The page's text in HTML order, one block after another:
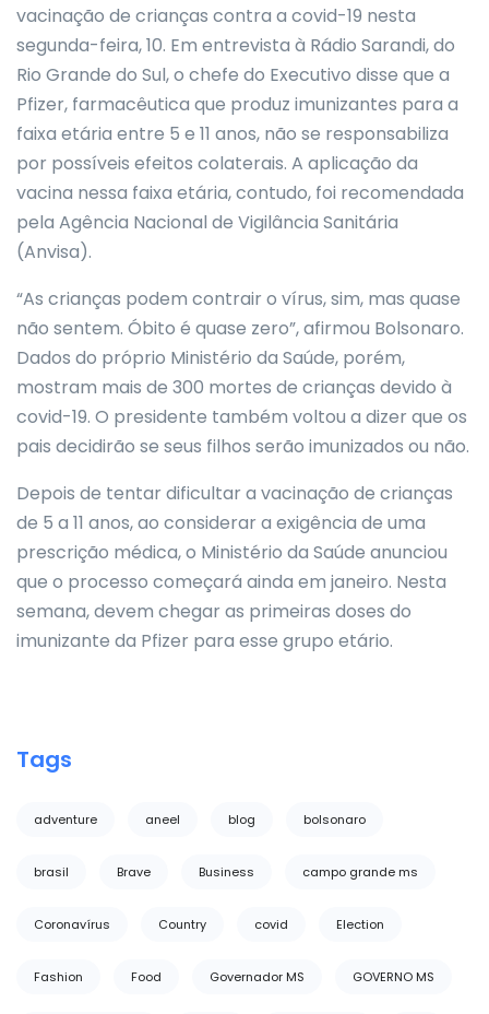
vacinação de crianças contra a covid-19 nesta
segunda-feira, 10. Em entrevista à Rádio Sarandi, do
Rio Grande do Sul, o chefe do Executivo disse que a
Pfizer, farmacêutica que produz imunizantes para a
faixa etária entre 5 e 11 anos, não se responsabiliza
por possíveis efeitos colaterais. A aplicação da
vacina nessa faixa etária, contudo, foi recomendada
pela Agência Nacional de Vigilância Sanitária
(Anvisa).
“As crianças podem contrair o vírus, sim, mas quase
não sentem. Óbito é quase zero”, afirmou Bolsonaro.
Dados do próprio Ministério da Saúde, porém,
mostram mais de 300 mortes de crianças devido à
covid-19. O presidente também voltou a dizer que os
pais decidirão se seus filhos serão imunizados ou não.
Depois de tentar dificultar a vacinação de crianças
de 5 a 11 anos, ao considerar a exigência de uma
prescrição médica, o Ministério da Saúde anunciou
que o processo começará ainda em janeiro. Nesta
semana, devem chegar as primeiras doses do
imunizante da Pfizer para esse grupo etário.
Tags
adventure aneel blog bolsonaro
brasil Brave Business campo grande ms
Coronavírus Country covid Election
Fashion Food Governador MS GOVERNO MS